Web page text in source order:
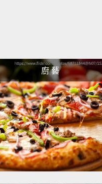
廚 藝